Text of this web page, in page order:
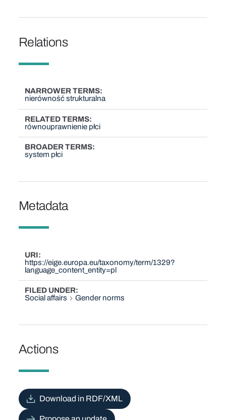
Relations
NARROWER TERMS
nierówność strukturalna
RELATED TERMS
równouprawnienie płci
BROADER TERMS
system płci
Metadata
URI
https://eige.europa.eu/taxonomy/term/1329?
language_content_entity=pl
FILED UNDER
Social affairs
Gender norms
Actions
Download in RDF/XML